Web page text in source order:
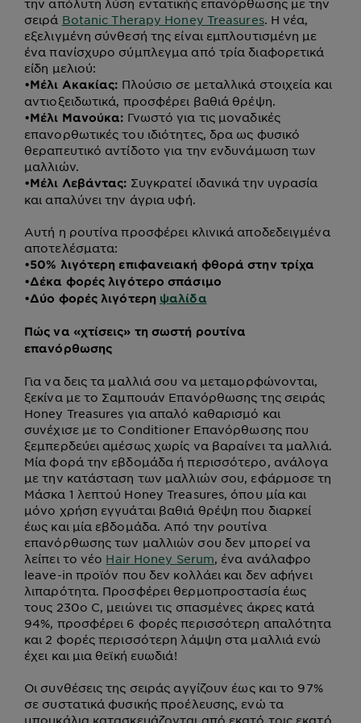
την απόλυτη λύση εντατικής επανόρθωσης με την
σειρά Botanic Therapy Honey Treasures. Η νέα,
εξελιγμένη σύνθεσή της είναι εμπλουτισμένη με
ένα πανίσχυρο σύμπλεγμα από τρία διαφορετικά
είδη μελιού:
•Μέλι Ακακίας: Πλούσιο σε μεταλλικά στοιχεία και
αντιοξειδωτικά, προσφέρει βαθιά θρέψη.
•Μέλι Μανούκα: Γνωστό για τις μοναδικές
επανορθωτικές του ιδιότητες, δρα ως φυσικό
θεραπευτικό αντίδοτο για την ενδυνάμωση των
μαλλιών.
•Μέλι Λεβάντας: Συγκρατεί ιδανικά την υγρασία
και απαλύνει την άγρια υφή.
Αυτή η ρουτίνα προσφέρει κλινικά αποδεδειγμένα
αποτελέσματα:
•50% λιγότερη επιφανειακή φθορά στην τρίχα
•Δέκα φορές λιγότερο σπάσιμο
•Δύο φορές λιγότερη ψαλίδα
Πώς να «χτίσεις» τη σωστή ρουτίνα
επανόρθωσης
Για να δεις τα μαλλιά σου να μεταμορφώνονται,
ξεκίνα με το Σαμπουάν Επανόρθωσης της σειράς
Honey Treasures για απαλό καθαρισμό και
συνέχισε με το Conditioner Επανόρθωσης που
ξεμπερδεύει αμέσως χωρίς να βαραίνει τα μαλλιά.
Μία φορά την εβδομάδα ή περισσότερο, ανάλογα
με την κατάσταση των μαλλιών σου, εφάρμοσε τη
Μάσκα 1 λεπτού Honey Treasures, όπου μία και
μόνο χρήση εγγυάται βαθιά θρέψη που διαρκεί
έως και μία εβδομάδα. Από την ρουτίνα
επανόρθωσης των μαλλιών σου δεν μπορεί να
λείπει το νέο Hair Honey Serum, ένα ανάλαφρο
leave-in προϊόν που δεν κολλάει και δεν αφήνει
λιπαρότητα. Προσφέρει θερμοπροστασία έως
τους 230ο C, μειώνει τις σπασμένες άκρες κατά
94%, προσφέρει 6 φορές περισσότερη απαλότητα
και 2 φορές περισσότερη λάμψη στα μαλλιά ενώ
έχει και μια θεϊκή ευωδιά!
Οι συνθέσεις της σειράς αγγίζουν έως και το 97%
σε συστατικά φυσικής προέλευσης, ενώ τα
μπουκάλια κατασκευάζονται από εκατό τοις εκατό